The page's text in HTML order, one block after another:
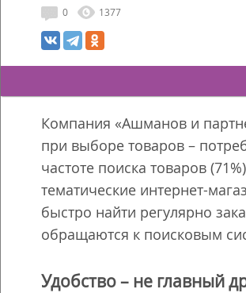
0 1377
Компания «Ашманов и
при выборе товаров –
частоте поиска товаров
тематические интернет-
быстро найти регулярно
обращаются к поисковым
Удобство – не главный